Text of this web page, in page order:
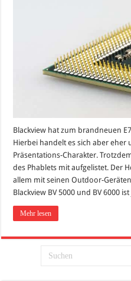
Blackview hat zum brandneuen
Hierbei handelt es sich aber eher
Präsentations-Charakter.
des Phablets mit aufgelistet. Der
allem mit seinen Outdoor-
Blackview BV 5000 und BV 6000
Mehr lesen